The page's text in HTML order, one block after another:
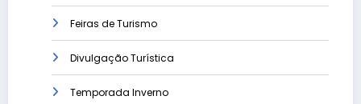
Feiras de Turismo
Divulgação Turística
Temporada Inverno